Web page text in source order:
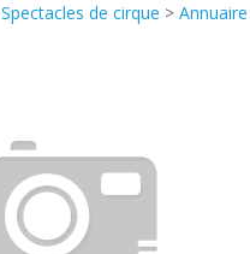
de cirque >